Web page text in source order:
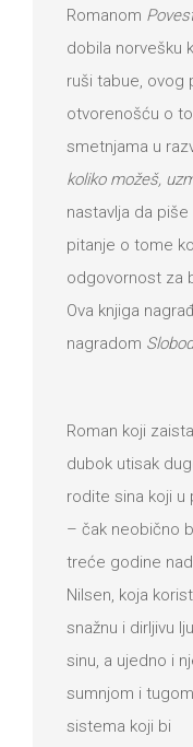
Romanom
dobila norvešku
ruši tabue, ovog
otvorenošću o
smetnjama u
koliko možeš,
nastavlja da
pitanje o tome
odgovornost za
Ova knjiga
nagradom
Roman koji
dubok utisak
rodite sina koji
– čak neobično
treće godine
Nilsen, koja
snažnu i dirljivu
sinu, a ujedno i
sumnjom i
sistema koji bi